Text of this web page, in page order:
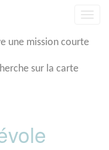
une mission courte
sur la carte